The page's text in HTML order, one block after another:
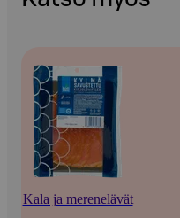
Kala ja merenelävät